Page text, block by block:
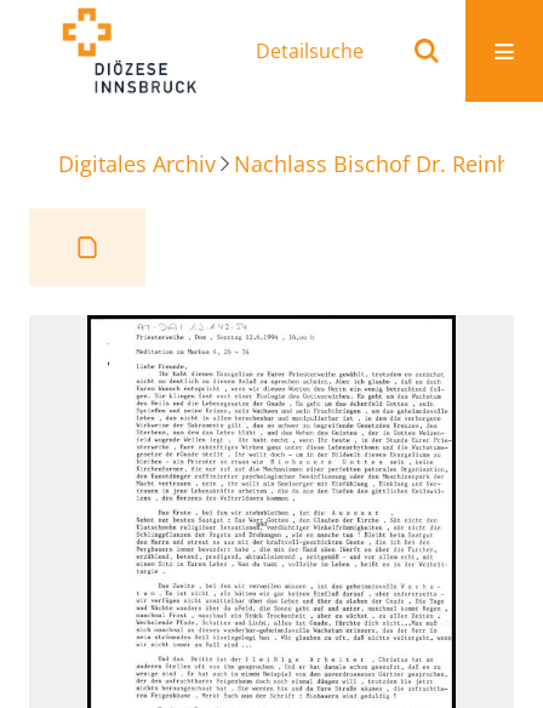
Detailsuche
Digitales Archiv Nachlass Bischof Dr.